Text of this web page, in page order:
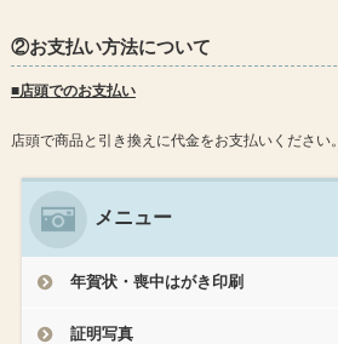
②お支払い方法について
■店頭でのお支払い
店頭で商品と引き換えに代金をお支払いください。
メニュー
年賀状・喪中はがき印刷
証明写真